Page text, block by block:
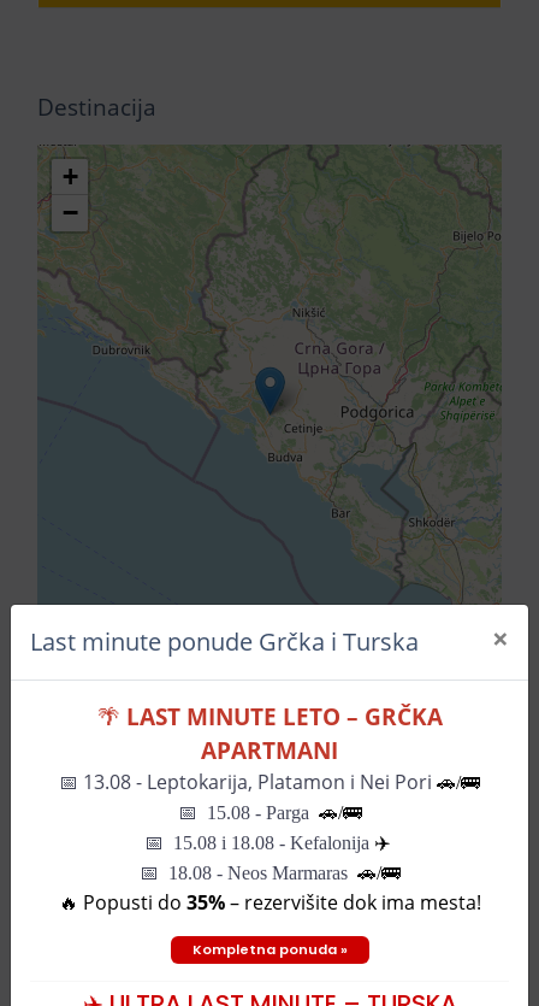
Destinacija
+
−
Leaflet| ©OpenStreetMapcontributors
Pozovite za informacije
SLIČNI HOTELI
Hotel Galia
od0€-
Last minute ponude Grčka i Turska ×
🌴 LAST MINUTE LETO – GRČKA
APARTMANI
📅 13.08 - Leptokarija, Platamon i Nei Pori 🚗/🚌
📅 15.08 - Parga 🚗/🚌
📅 15.08 i 18.08 - Kefalonija ✈️
📅 18.08 - Neos Marmaras 🚗/🚌
🔥 Popusti do 35%– rezervišite dok ima mesta!
Kompletna ponuda »